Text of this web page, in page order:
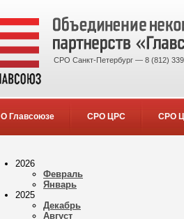
СРО Санкт-Петербург — 8 (812)
О Главсоюзе СРО ЦРС СРО
2026
Февраль
Январь
2025
Декабрь
Август